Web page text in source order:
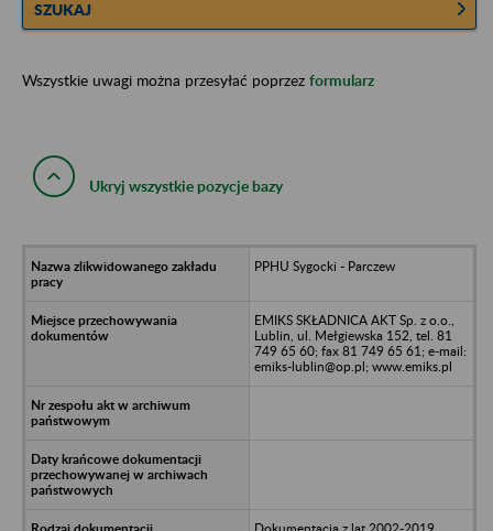
SZUKAJ
Wszystkie uwagi można przesyłać poprzez formularz
Ukryj wszystkie pozycje bazy
PPHU Sygocki - Parczew
EMIKS SKŁADNICA AKT Sp. z o.o.,
Lublin, ul. Mełgiewska 152, tel. 81
749 65 60; fax 81 749 65 61; e-mail:
emiks-lublin@op.pl; www.emiks.pl